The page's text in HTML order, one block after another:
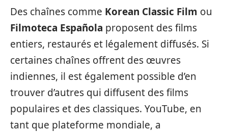
Des chaînes comme Korean Classic Film ou
Filmoteca Española proposent des films
entiers, restaurés et légalement diffusés. Si
certaines chaînes offrent des œuvres
indiennes, il est également possible d’en
trouver d’autres qui diffusent des films
populaires et des classiques. YouTube, en
tant que plateforme mondiale, a